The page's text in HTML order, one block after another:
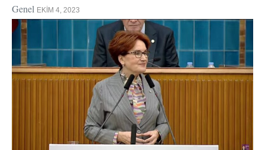
Genel EKIM 4, 2023